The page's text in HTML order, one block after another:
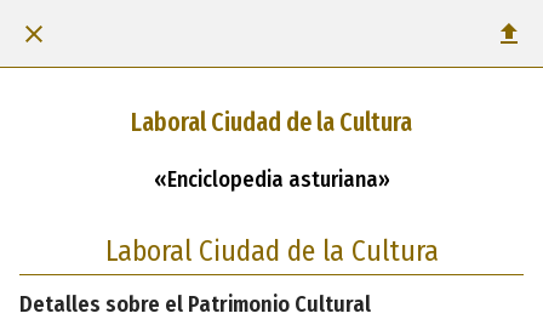
Laboral Ciudad de la Cultura
«Enciclopedia asturiana»
Laboral Ciudad de la Cultura
Detalles sobre el Patrimonio Cultural